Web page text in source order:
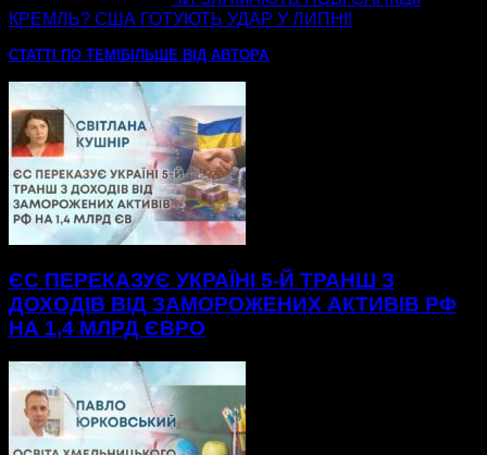
КРЕМЛЬ? США ГОТУЮТЬ УДАР У ЛИПНІ!
СТАТТІ ПО ТЕМІ БІЛЬШЕ ВІД АВТОРА
ЄС ПЕРЕКАЗУЄ УКРАЇНІ 5-Й ТРАНШ З
ДОХОДІВ ВІД ЗАМОРОЖЕНИХ АКТИВІВ РФ
НА 1,4 МЛРД ЄВРО